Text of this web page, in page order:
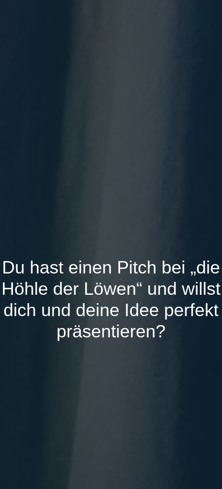
Du hast einen Pitch bei „die
Höhle der Löwen“ und willst
dich und deine Idee perfekt
präsentieren?